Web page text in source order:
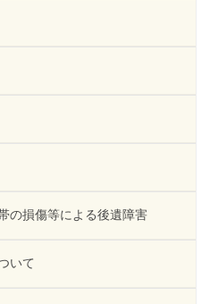
の損傷等による後遺障害
いて